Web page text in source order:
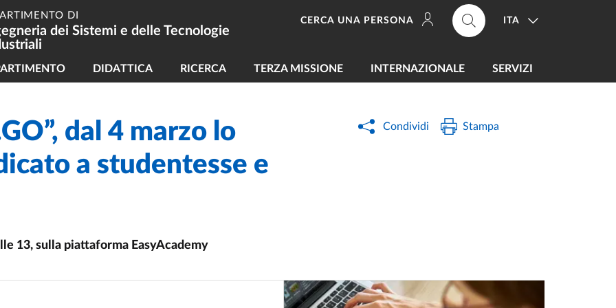
DI
dei Sistemi e delle Tecnologie
CERCA UNA PERSONA ITA
principale
DIDATTICA RICERCA TERZA MISSIONE INTERNAZIONALE SERVIZI
dal 4 marzo lo
a studentesse e
13, sulla piattaforma EasyAcademy
Condividi Stampa